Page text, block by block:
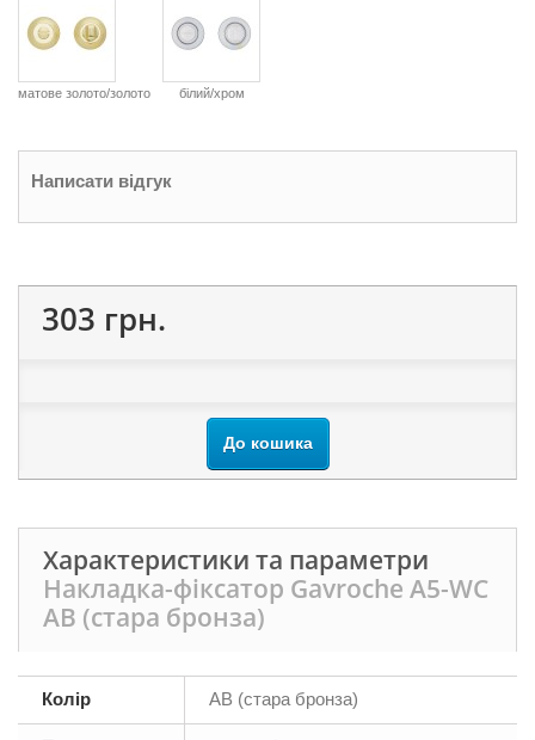
матове золото/золото білий/хром
Написати відгук
303 грн.
До кошика
Характеристики та параметри
Накладка-фіксатор Gavroche А5-WC
AB (стара бронза)
Колір AB (стара бронза)